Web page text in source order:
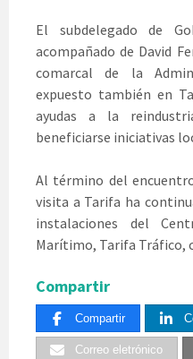
El subdelegado de
acompañado de David
comarcal de la
expuesto también en
ayudas a la
beneficiarse iniciativas
Al término del
visita a Tarifa ha
instalaciones del
Marítimo, Tarifa Tráfico,
Compartir
Compartir
Correo eletrónico